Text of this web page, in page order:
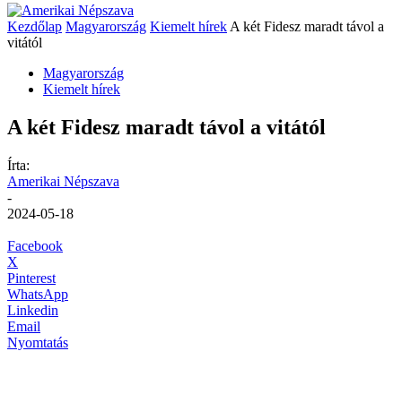
Kezdőlap Magyarország Kiemelt hírek A két Fidesz maradt távol a
vitától
Magyarország
Kiemelt hírek
A két Fidesz maradt távol a vitától
Írta:
Amerikai Népszava
-
2024-05-18
Facebook
X
Pinterest
WhatsApp
Linkedin
Email
Nyomtatás